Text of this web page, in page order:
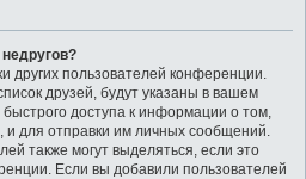
других пользователей конференции.
друзей, будут указаны в вашем
доступа к информации о том,
и для отправки им личных сообщений.
также могут выделяться, если это
Если вы добавили пользователей